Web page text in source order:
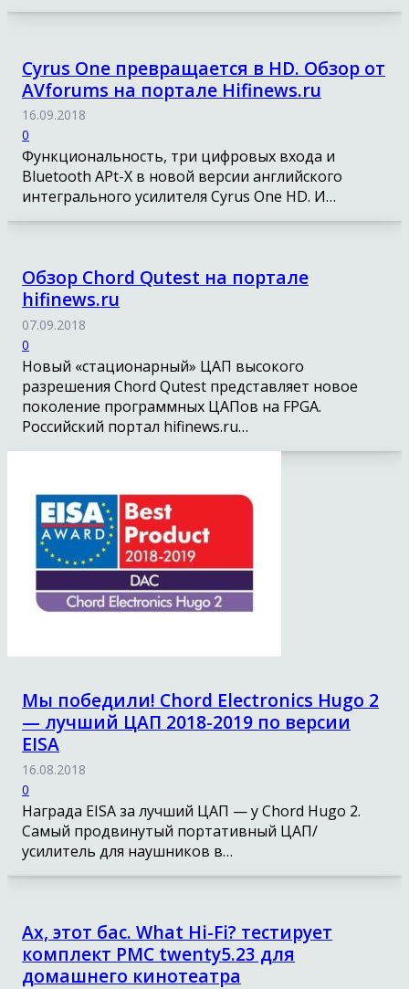
Cyrus One превращается в HD. Обзор от
AVforums на портале Hifinews.ru
16.09.2018
0
Функциональность, три цифровых входа и
Bluetooth APt-X в новой версии английского
интегрального усилителя Cyrus One HD. И…
Обзор Chord Qutest на портале
hifinews.ru
07.09.2018
0
Новый «стационарный» ЦАП высокого
разрешения Chord Qutest представляет новое
поколение программных ЦАПов на FPGA.
Российский портал hifinews.ru…
Мы победили! Chord Electronics Hugo 2
— лучший ЦАП 2018-2019 по версии
EISA
16.08.2018
0
Награда EISA за лучший ЦАП — у Chord Hugo 2.
Самый продвинутый портативный ЦАП/
усилитель для наушников в…
Ах, этот бас. What Hi-Fi? тестирует
комплект PMC twenty5.23 для
домашнего кинотеатра